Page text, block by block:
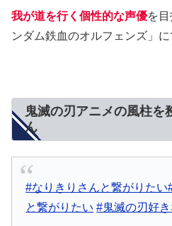
我が道を行く個性的な声優を
ンダム鉄血のオルフェンズ」に
鬼滅の刃アニメの風柱を
ん
#なりきりさんと繋がりたい
と繋がりたい #鬼滅の刃好